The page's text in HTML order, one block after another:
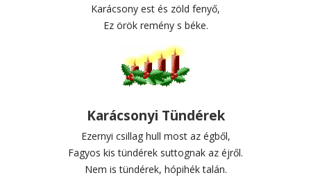
Karácsony est és zöld fenyő,
Ez örök remény s béke.
Karácsonyi Tündérek
Ezernyi csillag hull most az égből,
Fagyos kis tündérek suttognak az éjről.
Nem is tündérek, hópihék talán.